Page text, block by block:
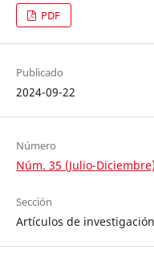
PDF
Publicado
2024-09-22
Número
Núm. 35 (Julio-
Sección
Artículos de